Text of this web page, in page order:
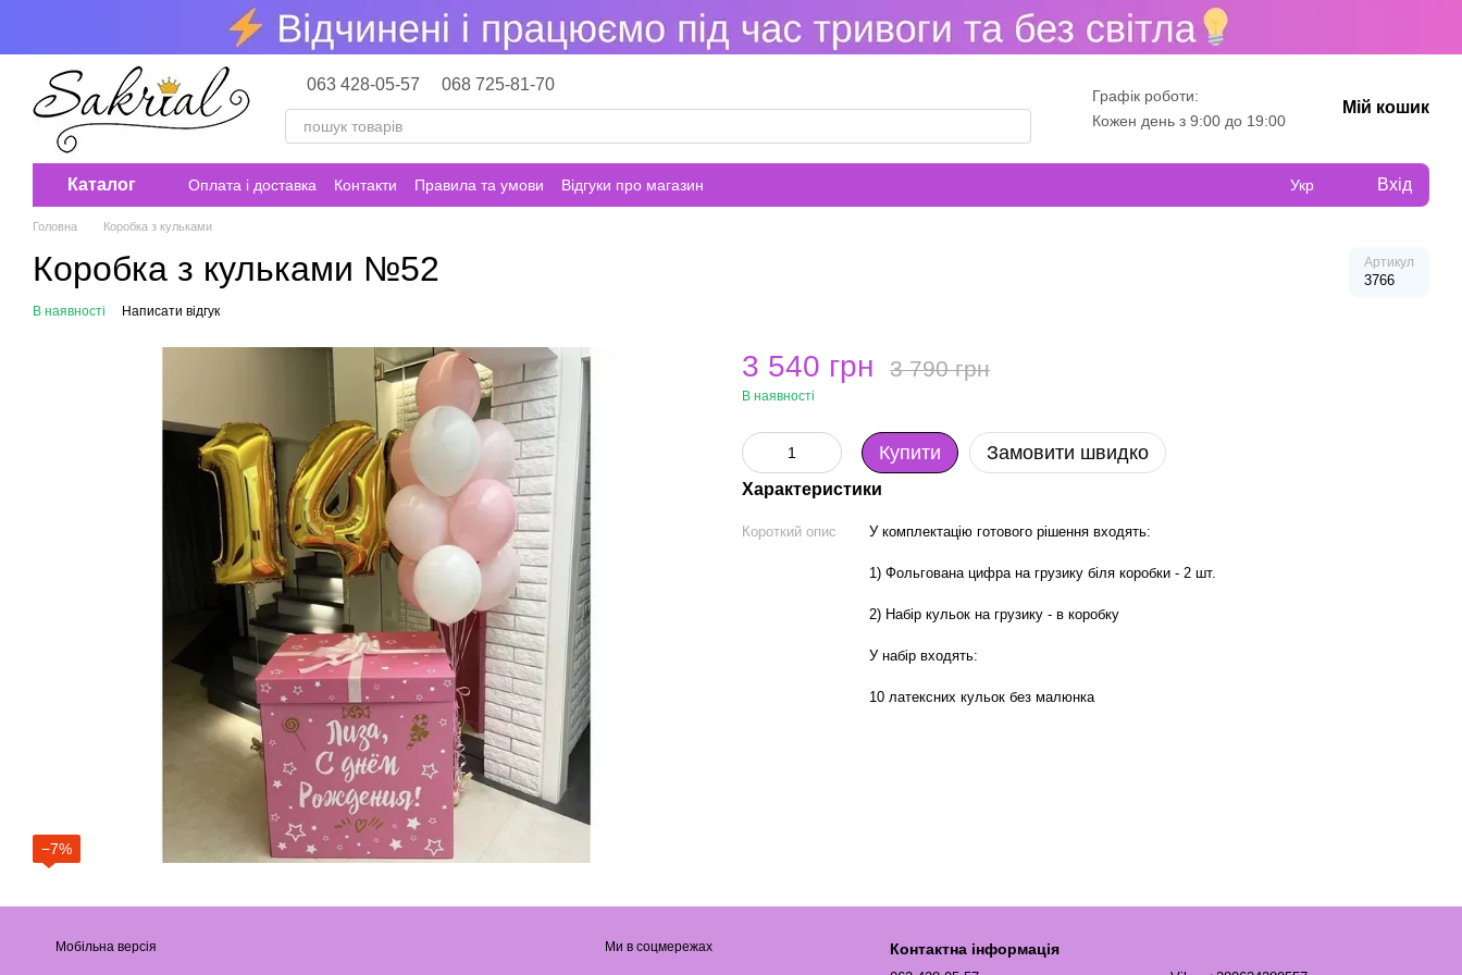
Перейти до основного контенту
063 428-05-57 068 725-81-70
Графік роботи:
Кожен день з 9:00 до 19:00
Мій кошик
Каталог Оплата і доставка Контакти Правила та умови Відгуки про магазин Укр Вхід
Головна Коробка з кульками
Коробка з кульками №52 Артикул
3766
В наявності Написати відгук
−7%
3 540 грн 3 790 грн
В наявності
Купити Замовити швидко
Характеристики
Короткий опис У комплектацію готового рішення входять:
1) Фольгована цифра на грузику біля коробки - 2 шт.
2) Набір кульок на грузику - в коробку
У набір входять:
10 латексних кульок без малюнка
Мобільна версія Ми в соцмережах Контактна інформація